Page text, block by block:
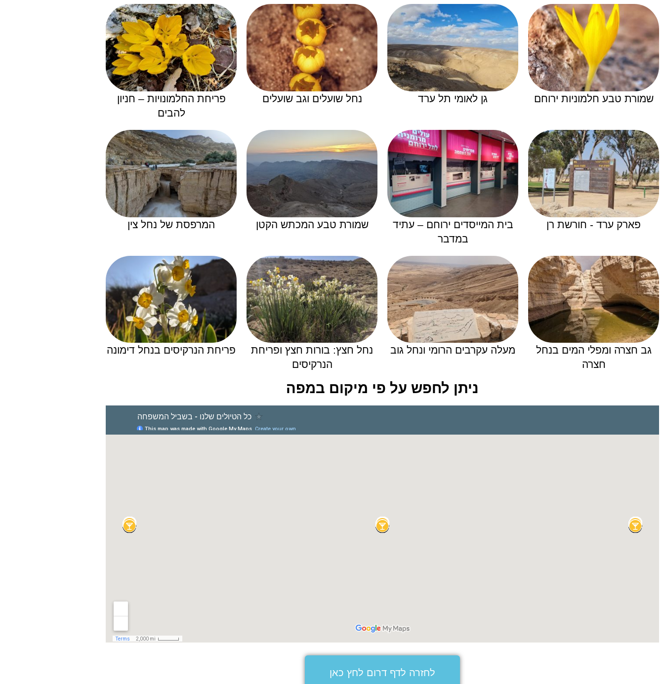
שמורת טבע חלמוניות ירוחם גן לאומי תל ערד נחל שועלים וגב שועלים
פריחת החלמונויות – חניון
להבים
פארק ערד - חורשת רן
בית המייסדים ירוחם – עתיד
במדבר
שמורת טבע המכתש הקטן המרפסת של נחל צין
גב חצרה ומפלי המים בנחל
חצרה
מעלה עקרבים הרומי ונחל גוב
נחל חצץ: בורות חצץ ופריחת
הנרקיסים
פריחת הנרקיסים בנחל דימונה
ניתן לחפש על פי מיקום במפה
לחזרה לדף דרום לחץ כאן